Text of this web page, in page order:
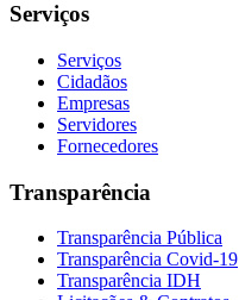
Serviços
Serviços
Cidadãos
Empresas
Servidores
Fornecedores
Transparência
Transparência Pública
Transparência Covid-19
Transparência IDH